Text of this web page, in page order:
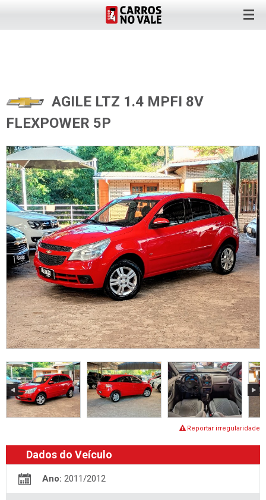
AGILE LTZ 1.4 MPFI 8V
FLEXPOWER 5P
Reportar irregularidade
Dados do Veículo
Ano: 2011/2012